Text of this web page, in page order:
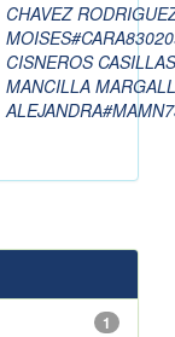
CHAVEZ
CISNEROS
MANCILLA
1